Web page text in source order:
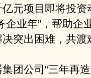
元项目即将投资
企业年”，帮助企
突出困难，共渡
公司“三年再造